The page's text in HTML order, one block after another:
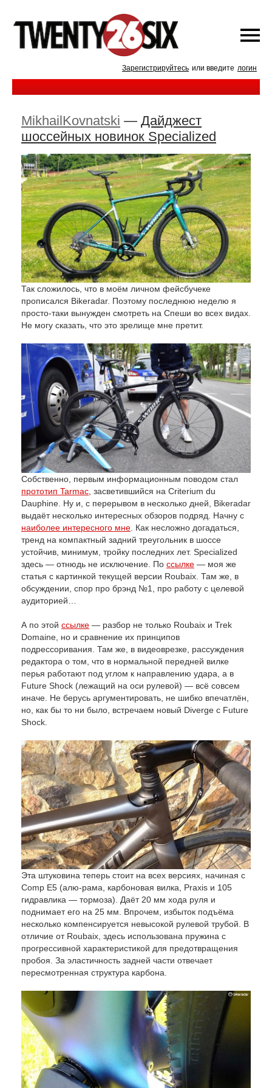
Зарегистрируйтесь или введите логин
MikhailKovnatski — Дайджест
шоссейных новинок Specialized
Так сложилось, что в моём личном фейсбучеке
прописался Bikeradar. Поэтому последнюю неделю я
просто-таки вынужден смотреть на Спеши во всех видах.
Не могу сказать, что это зрелище мне претит.
Собственно, первым информационным поводом стал
прототип Tarmac , засветившийся на Criterium du
Dauphine. Ну и, с перерывом в несколько дней, Bikeradar
выдаёт несколько интересных обзоров подряд. Начну с
наиболее интересного мне . Как несложно догадаться,
тренд на компактный задний треугольник в шоссе
устойчив, минимум, тройку последних лет. Specialized
здесь — отнюдь не исключение. По ссылке — моя же
статья с картинкой текущей версии Roubaix. Там же, в
обсуждении, спор про брэнд №1, про работу с целевой
аудиторией…
А по этой ссылке — разбор не только Roubaix и Trek
Domaine, но и сравнение их принципов
подрессоривания. Там же, в видеоврезке, рассуждения
редактора о том, что в нормальной передней вилке
перья работают под углом к направлению удара, а в
Future Shock (лежащий на оси рулевой) — всё совсем
иначе. Не берусь аргументировать, не шибко впечатлён,
но, как бы то ни было, встречаем новый Diverge c Future
Shock.
Эта штуковина теперь стоит на всех версиях, начиная с
Comp E5 (алю-рама, карбоновая вилка, Praxis и 105
гидравлика — тормоза). Даёт 20 мм хода руля и
поднимает его на 25 мм. Впрочем, избыток подъёма
несколько компенсируется невысокой рулевой трубой. В
отличие от Roubaix, здесь использована пружина с
прогрессивной характеристикой для предотвращения
пробоя. За эластичность задней части отвечает
пересмотренная структура карбона.